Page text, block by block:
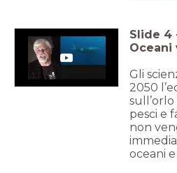
Slide 4
Oceani
Gli
2050
pesci e
non
oceani